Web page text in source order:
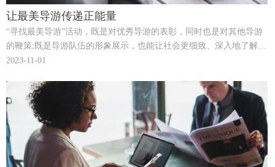
让最美导游传递正能量
“寻找最美导游”活动，既是对优秀导游的表彰，同时也是对其他导游
的鞭策;既是导游队伍的形象展示，也能让社会更细致、深入地了解导
游员那不为人所知的努力和付出。
2023-11-01